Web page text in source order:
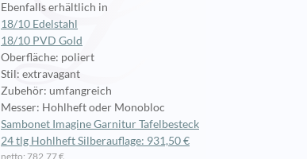
Ebenfalls erhältlich in
18/10 Edelstahl
18/10 PVD Gold
Oberfläche: poliert
Stil: extravagant
Zubehör: umfangreich
Messer: Hohlheft oder Monobloc
Sambonet Imagine Garnitur Tafelbesteck
24 tlg Hohlheft Silberauflage: 931,50 €
netto: 782,77 €